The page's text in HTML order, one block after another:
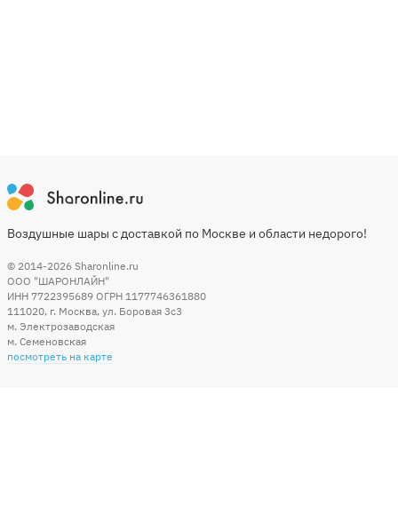
Воздушные шары с доставкой по Москве и области недорого!
© 2014-2026 Sharonline.ru
ООО "ШАРОНЛАЙН"
ИНН 7722395689 ОГРН 1177746361880
111020, г. Москва, ул. Боровая 3c3
м. Электрозаводская
м. Семеновская
посмотреть на карте